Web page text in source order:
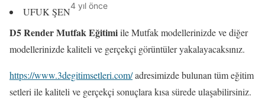
UFUK ŞEN4 yıl önce
D5 Render Mutfak Eğitimiile Mutfak modellerinizde ve diğer
modellerinizde kaliteli ve gerçekçi görüntüler yakalayacaksınız.
https://www.3degitimsetleri.com/adresimizde bulunan tüm eğitim
setleri ile kaliteli ve gerçekçi sonuçlara kısa sürede ulaşabilirsiniz.